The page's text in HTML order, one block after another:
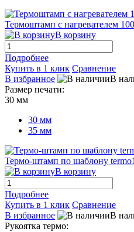
Термоштамп с нагревателем
В корзину
Подробнее
Купить в 1 клик Сравнение
В избранное
В
Размер печати:
30 мм
30 мм
35 мм
Термо-штамп по шаблону
В корзину
Подробнее
Купить в 1 клик Сравнение
В избранное
В
Рукоятка термо: